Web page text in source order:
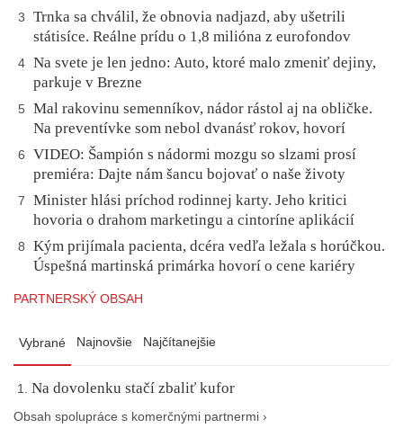
3
Trnka sa chválil, že obnovia nadjazd, aby ušetrili
státisíce. Reálne prídu o 1,8 milióna z eurofondov
4 Na svete je len jedno: Auto, ktoré malo zmeniť dejiny,
parkuje v Brezne
5
Mal rakovinu semenníkov, nádor rástol aj na obličke.
Na preventívke som nebol dvanásť rokov, hovorí
6
VIDEO: Šampión s nádormi mozgu so slzami prosí
premiéra: Dajte nám šancu bojovať o naše životy
7
Minister hlási príchod rodinnej karty. Jeho kritici
hovoria o drahom marketingu a cintoríne aplikácií
8
Kým prijímala pacienta, dcéra vedľa ležala s horúčkou.
Úspešná martinská primárka hovorí o cene kariéry
PARTNERSKÝ OBSAH
Vybrané Najnovšie Najčítanejšie
Na dovolenku stačí zbaliť kufor
Obsah spolupráce s komerčnými partnermi ›